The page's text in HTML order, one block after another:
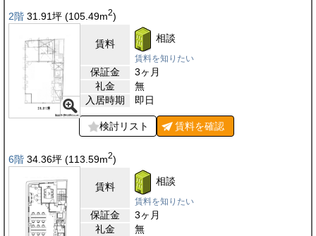
2階 31.91坪 (105.49m2)
賃料 相談
賃料を知りたい
保証金
3ヶ月
礼金
無
入居時期
即日
検討リスト 賃料を確認
6階 34.36坪 (113.59m2)
賃料 相談
賃料を知りたい
保証金
3ヶ月
礼金
無